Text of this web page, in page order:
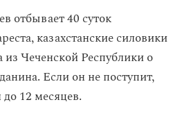
отбывает 40 суток
казахстанские силовики
из Чеченской Республики о
Если он не поступит,
до 12 месяцев.